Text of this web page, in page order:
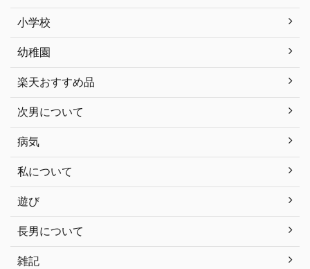
小学校
幼稚園
楽天おすすめ品
次男について
病気
私について
遊び
長男について
雑記